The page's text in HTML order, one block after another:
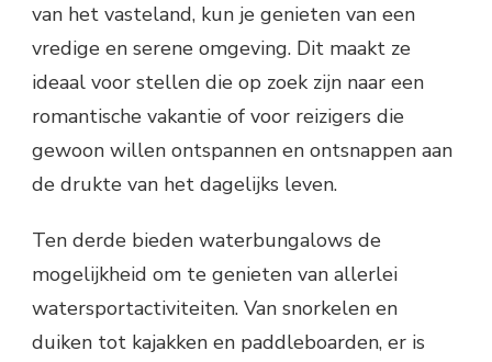
van het vasteland, kun je genieten van een
vredige en serene omgeving. Dit maakt ze
ideaal voor stellen die op zoek zijn naar een
romantische vakantie of voor reizigers die
gewoon willen ontspannen en ontsnappen aan
de drukte van het dagelijks leven.
Ten derde bieden waterbungalows de
mogelijkheid om te genieten van allerlei
watersportactiviteiten. Van snorkelen en
duiken tot kajakken en paddleboarden, er is